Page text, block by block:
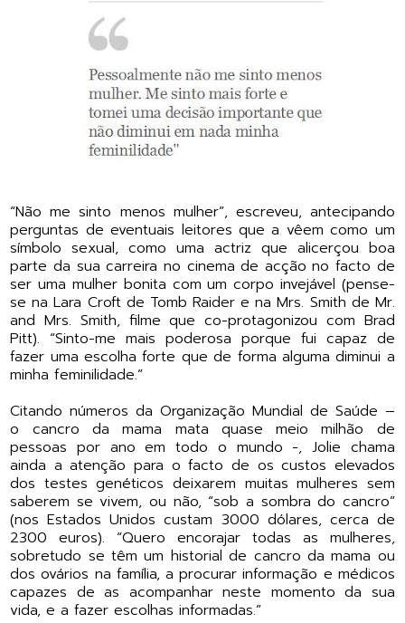
“Não me sinto menos mulher”, escreveu, antecipando
perguntas de eventuais leitores que a vêem como um
símbolo sexual, como uma actriz que alicerçou boa
parte da sua carreira no cinema de acção no facto de
ser uma mulher bonita com um corpo invejável (pense-
se na Lara Croft de Tomb Raider e na Mrs. Smith de Mr.
and Mrs. Smith, filme que co-protagonizou com Brad
Pitt). “Sinto-me mais poderosa porque fui capaz de
fazer uma escolha forte que de forma alguma diminui a
minha feminilidade.”
Citando números da Organização Mundial de Saúde –
o cancro da mama mata quase meio milhão de
pessoas por ano em todo o mundo -, Jolie chama
ainda a atenção para o facto de os custos elevados
dos testes genéticos deixarem muitas mulheres sem
saberem se vivem, ou não, “sob a sombra do cancro”
(nos Estados Unidos custam 3000 dólares, cerca de
2300 euros). “Quero encorajar todas as mulheres,
sobretudo se têm um historial de cancro da mama ou
dos ovários na família, a procurar informação e médicos
capazes de as acompanhar neste momento da sua
vida, e a fazer escolhas informadas.”